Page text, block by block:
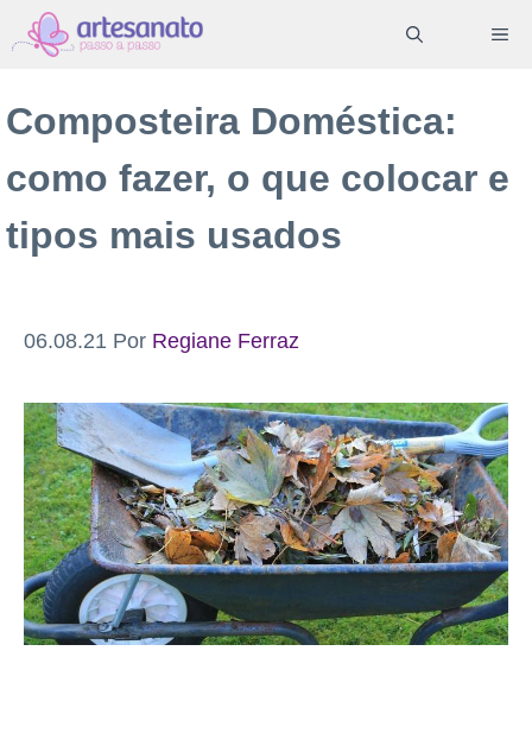
Pular
para
conteúdo
Composteira Doméstica:
como fazer, o que colocar e
tipos mais usados
06.08.21 Por Regiane Ferraz